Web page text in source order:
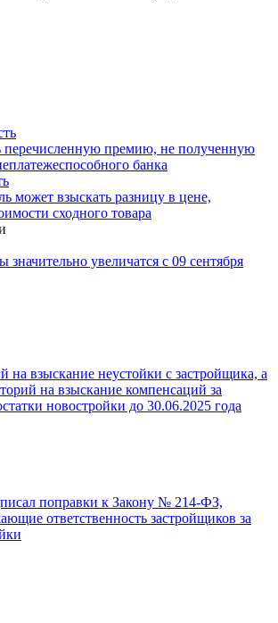
премию, не полученную
банка
может взыскать разницу в цене,
сходного товара
увеличатся с 09 сентября
на взыскание неустойки с застройщика, а
на взыскание компенсаций за
новостройки до 30.06.2025 года
поправки к Закону № 214-ФЗ,
ответственность застройщиков за